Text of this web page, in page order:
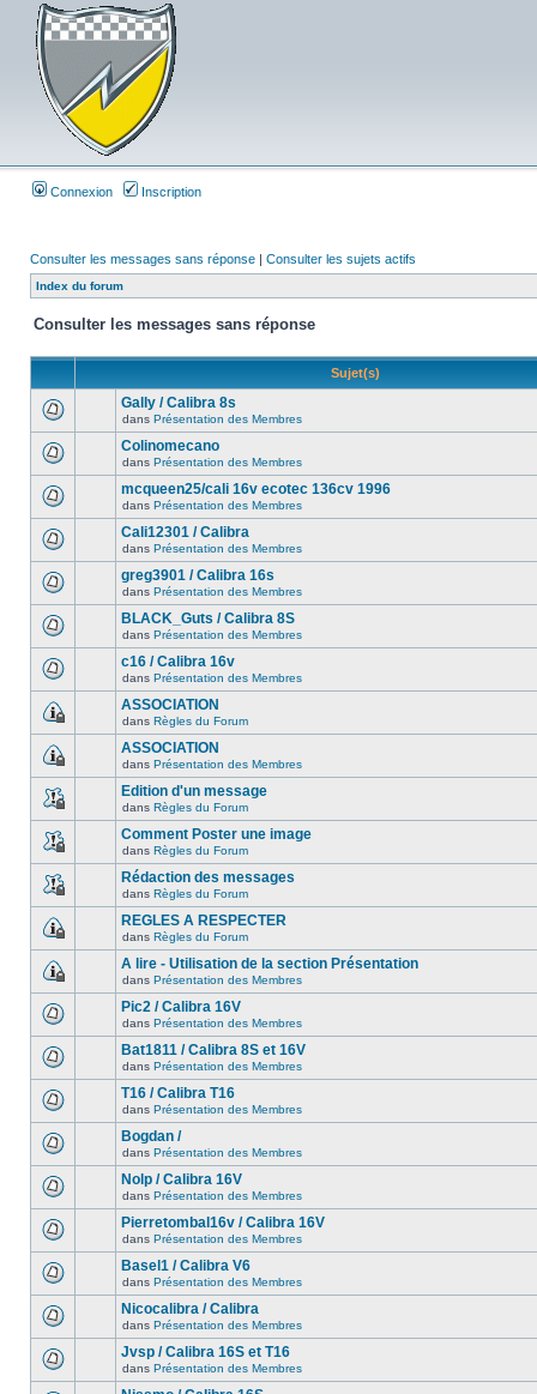
Connexion Inscription
Consulter les messages sans réponse | Consulter les sujets actifs
Index du forum
Consulter les messages sans réponse
Sujet(s)
Gally / Calibra 8s
dans Présentation des Membres
Colinomecano
dans Présentation des Membres
mcqueen25/cali 16v ecotec 136cv 1996
dans Présentation des Membres
Cali12301 / Calibra
dans Présentation des Membres
greg3901 / Calibra 16s
dans Présentation des Membres
BLACK_Guts / Calibra 8S
dans Présentation des Membres
c16 / Calibra 16v
dans Présentation des Membres
ASSOCIATION
dans Règles du Forum
ASSOCIATION
dans Présentation des Membres
Edition d'un message
dans Règles du Forum
Comment Poster une image
dans Règles du Forum
Rédaction des messages
dans Règles du Forum
REGLES A RESPECTER
dans Règles du Forum
A lire - Utilisation de la section Présentation
dans Présentation des Membres
Pic2 / Calibra 16V
dans Présentation des Membres
Bat1811 / Calibra 8S et 16V
dans Présentation des Membres
T16 / Calibra T16
dans Présentation des Membres
Bogdan /
dans Présentation des Membres
Nolp / Calibra 16V
dans Présentation des Membres
Pierretombal16v / Calibra 16V
dans Présentation des Membres
Basel1 / Calibra V6
dans Présentation des Membres
Nicocalibra / Calibra
dans Présentation des Membres
Jvsp / Calibra 16S et T16
dans Présentation des Membres